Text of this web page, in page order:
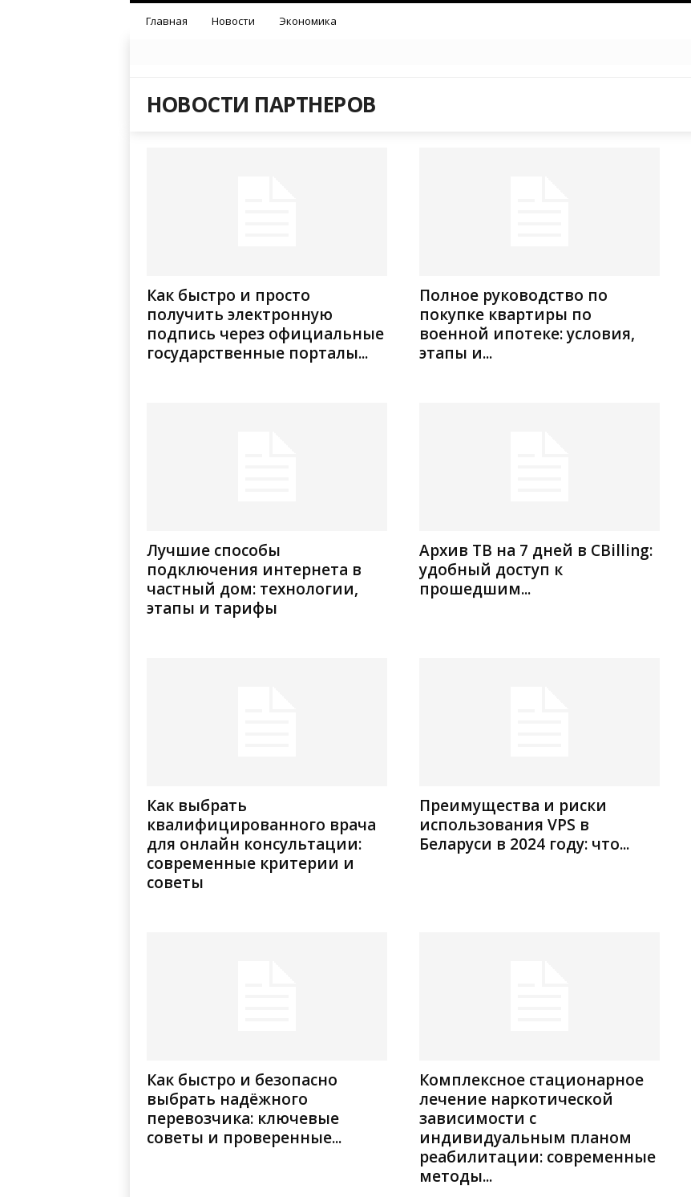
Главная Новости Экономика
НОВОСТИ ПАРТНЕРОВ
Как быстро и просто
получить электронную
подпись через официальные
государственные порталы...
Полное руководство по
покупке квартиры по
военной ипотеке: условия,
этапы и...
Лучшие способы
подключения интернета в
частный дом: технологии,
этапы и тарифы
Архив ТВ на 7 дней в CBilling:
удобный доступ к
прошедшим...
Как выбрать
квалифицированного врача
для онлайн консультации:
современные критерии и
советы
Преимущества и риски
использования VPS в
Беларуси в 2024 году: что...
Как быстро и безопасно
выбрать надёжного
перевозчика: ключевые
советы и проверенные...
Комплексное стационарное
лечение наркотической
зависимости с
индивидуальным планом
реабилитации: современные
методы...